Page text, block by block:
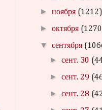
►ноября (1212)
►октября
▼сентября
►сент. 30
►сент. 29
►сент. 28